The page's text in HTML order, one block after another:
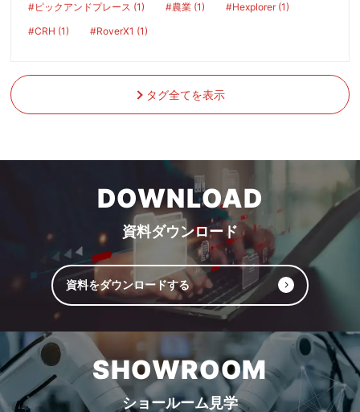
#ピックアンドプレース (1)
#農業 (1)
#Hexplorer (1)
#CRH (1)
#RoverX1 (1)
タグ全てを表示
DOWNLOAD
資料ダウンロード
資料をダウンロードする
SHOWROOM
ショールーム見学